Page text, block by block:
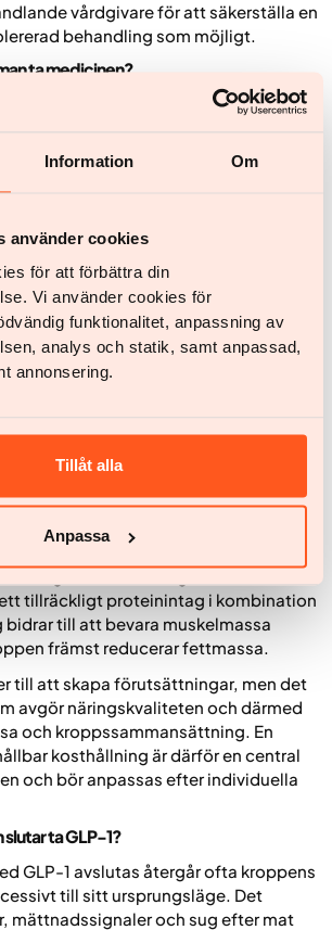
Information Om
använder cookies
för att förbättra din
Vi använder cookies för
funktionalitet, anpassning av
analys och statik, samt anpassad,
annonsering.
Tillåt alla
Anpassa
vårdgivare för att säkerställa en
behandling som möjligt.
ta medicinen?
är en kronisk sjukdom kräver
ett långsiktigt perspektiv. Många
varaktig eller återkommande
för att motverka kroppens
att återgå till tidigare vikt.
är individuell och baseras på
sker regelbundet i samråd med
som kontinuerligt utvärderar behovet
eller justering av
kost när jag tar läkemedlet?
bäst effekt i kombination med en
ner i vikt behöver kroppen befinna sig i
men läkemedlet underlättar detta
tillräckligt proteinintag i kombination
till att bevara muskelmassa
främst reducerar fettmassa.
till att skapa förutsättningar, men det
avgör näringskvaliteten och därmed
och kroppssammansättning. En
kosthållning är därför en central
och bör anpassas efter individuella
slutar ta GLP-1?
GLP-1 avslutas återgår ofta kroppens
till sitt ursprungsläge. Det
mättnadssignaler och sug efter mat